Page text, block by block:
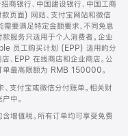
商银行、中国建设银行、中国工商
页面) 网站、支付宝网站和微信
需要满足特定金额要求，不同免息
服务只适用于个人消费者。企业
员工购买计划 (EPP) 适用的分
、EPP 在线商店和企业商店。公
单最高限额为 RMB 150000。
支付宝或微信分付账单。相关财
中。
增值税。所有订单均可享受免费